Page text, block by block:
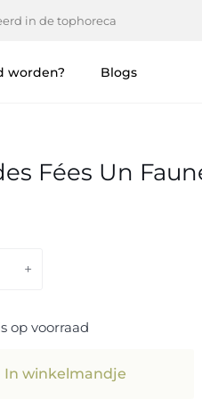
in de tophoreca
worden? Blogs
Fées Un
+
op voorraad
In winkelmandje